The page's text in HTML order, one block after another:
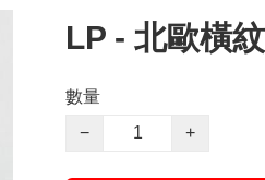
LP - 北歐橫
數量
−
+